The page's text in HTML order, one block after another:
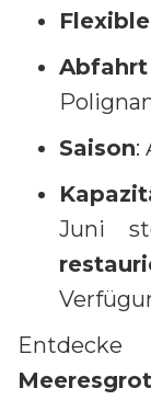
Flexible
Saison:
Juni